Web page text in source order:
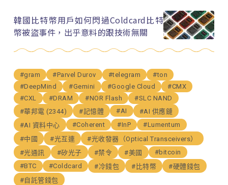
韓國比特幣用戶如何閃過Coldcard比特
幣被盜事件，出乎意料的跟技術無關
#gram #Parvel Durov #telegram
#ton
#DeepMind
#Gemini #Google Cloud
#CMX
#CXL
#DRAM #NOR Flash
#SLC NAND
#華邦電 (2344)
#記憶體 #AI
#AI 供應鏈
#AI 資料中心
#Coherent #InP
#Lumentum
#中國
#光互連
#光收發器（Optical Transceivers）
#光通訊
#矽光子 #禁令 #美國
#bitcoin
#BTC
#Coldcard #冷錢包 #比特幣
#硬體錢包
#自託管錢包